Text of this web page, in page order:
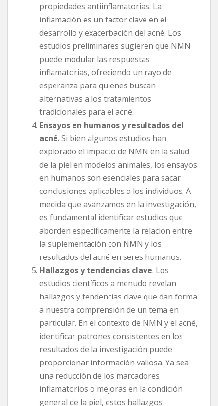
propiedades antiinflamatorias. La
inflamación es un factor clave en el
desarrollo y exacerbación del acné. Los
estudios preliminares sugieren que NMN
puede modular las respuestas
inflamatorias, ofreciendo un rayo de
esperanza para quienes buscan
alternativas a los tratamientos
tradicionales para el acné.
Ensayos en humanos y resultados del
acné. Si bien algunos estudios han
explorado el impacto de NMN en la salud
de la piel en modelos animales, los ensayos
en humanos son esenciales para sacar
conclusiones aplicables a los individuos. A
medida que avanzamos en la investigación,
es fundamental identificar estudios que
aborden específicamente la relación entre
la suplementación con NMN y los
resultados del acné en seres humanos.
Hallazgos y tendencias clave. Los
estudios científicos a menudo revelan
hallazgos y tendencias clave que dan forma
a nuestra comprensión de un tema en
particular. En el contexto de NMN y el acné,
identificar patrones consistentes en los
resultados de la investigación puede
proporcionar información valiosa. Ya sea
una reducción de los marcadores
inflamatorios o mejoras en la condición
general de la piel, estos hallazgos